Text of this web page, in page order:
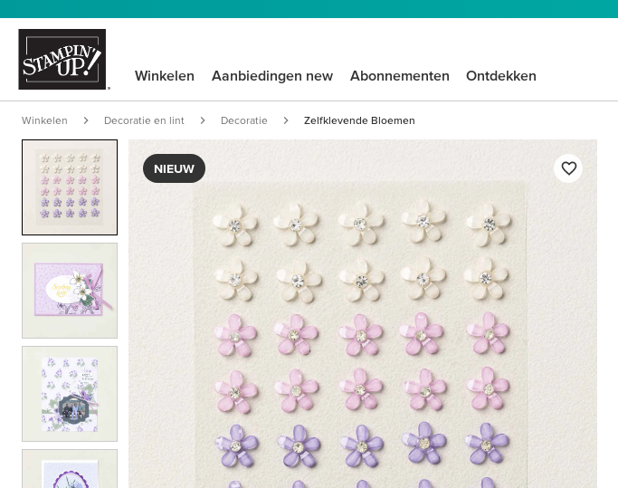
Winkelen Aanbiedingen new Abonnementen Ontdekken
Winkelen Decoratie en lint Decoratie Zelfklevende Bloemen
NIEUW